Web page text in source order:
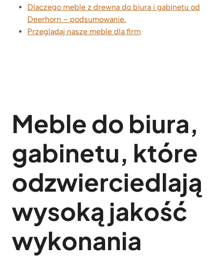
Dlaczego meble z drewna do biura i gabinetu od
Deerhorn – podsumowanie.
Przeglądaj nasze meble dla firm
Meble do biura,
gabinetu, które
odzwierciedlają
wysoką jakość
wykonania